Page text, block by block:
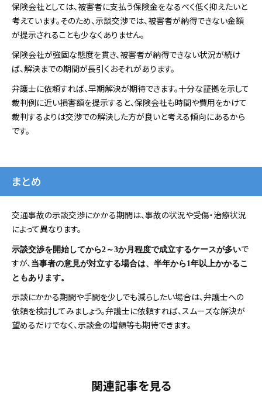
保険会社としては、被害者に支払う保険金をなるべく低く抑えたいと
考えています。そのため、示談交渉では、被害者が納得できない金額
が提示されることも少なくありません。
保険会社が強固な態度を貫き、被害者が納得できない状況が続け
ば、解決までの期間が長引くおそれがあります。
弁護士に依頼すれば、早期解決が期待できます。十分な証拠を示して
裁判例に近い損害額を提示すると、保険会社も時間や費用をかけて
裁判するよりは交渉での解決した方が良いと考える傾向にあるから
です。
まとめ
交通事故の示談交渉にかかる期間は、事故の状況や受傷・治療状況
によって異なります。
示談交渉を開始してから2～3か月程度で成立するケースが多いで
すが、 当事者の意見が対立する場合は、半年から1年以上かかるこ
ともあります。
示談にかかる期間や手間を少しでも減らしたい場合は、弁護士への
依頼を検討してみましょう。弁護士に依頼すれば、スムーズな解決が
望めるだけでなく、示談金の増額等も期待できます。
関連記事を見る